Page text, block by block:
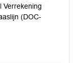
Verrekening
(DOC-